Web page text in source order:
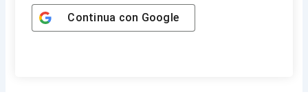
Continua con Google